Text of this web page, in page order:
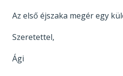
Az első éjszaka megér egy
Szeretettel,
Ági